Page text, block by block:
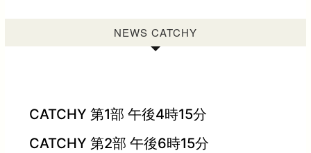
NEWS CATCHY
CATCHY 第1部 午後4時15分
CATCHY 第2部 午後6時15分